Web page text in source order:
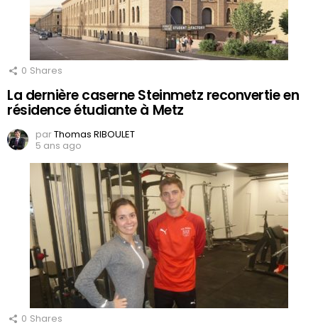
0 Shares
La dernière caserne Steinmetz reconvertie en
résidence étudiante à Metz
parThomas RIBOULET
5 ans ago
0 Shares